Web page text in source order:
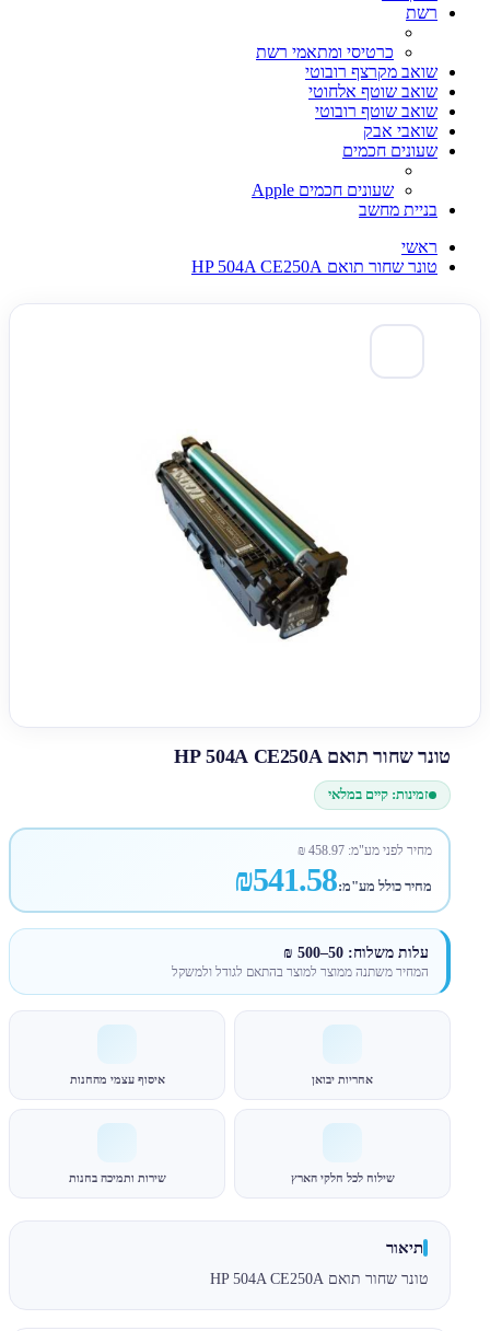
רשת
כרטיסי ומתאמי רשת
שואב מקרצף רובוטי
שואב שוטף אלחוטי
שואב שוטף רובוטי
שואבי אבק
שעונים חכמים
שעונים חכמים Apple
בניית מחשב
ראשי
טונר שחור תואם HP 504A CE250A
טונר שחור תואם HP 504A CE250A
זמינות: קיים במלאי
מחיר לפני מע"מ:458.97
₪
מחיר כולל מע"מ:₪541.58
עלות משלוח: 50–500 ₪
המחיר משתנה ממוצר למוצר בהתאם לגודל ולמשקל
אחריות יבואן איסוף עצמי מהחנות
שילוח לכל חלקי הארץ שירות ותמיכה בחנות
תיאור
טונר שחור תואם HP 504A CE250A